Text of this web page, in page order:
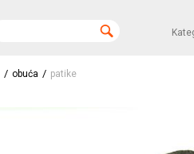
/ obuća / patike